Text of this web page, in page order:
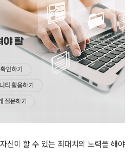
신이 할 수 있는 최대치의 노력을 해야